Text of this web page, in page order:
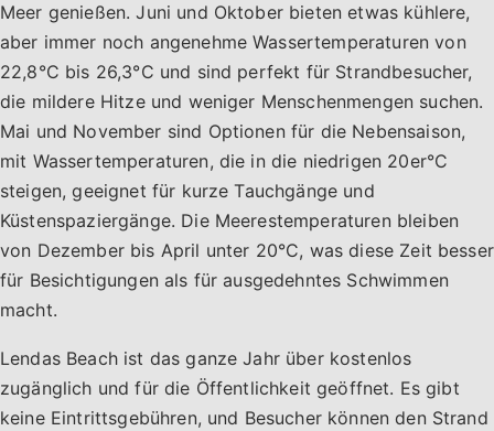
Meer genießen. Juni und Oktober bieten etwas kühlere,
aber immer noch angenehme Wassertemperaturen von
22,8°C bis 26,3°C und sind perfekt für Strandbesucher,
die mildere Hitze und weniger Menschenmengen suchen.
Mai und November sind Optionen für die Nebensaison,
mit Wassertemperaturen, die in die niedrigen 20er°C
steigen, geeignet für kurze Tauchgänge und
Küstenspaziergänge. Die Meerestemperaturen bleiben
von Dezember bis April unter 20°C, was diese Zeit besser
für Besichtigungen als für ausgedehntes Schwimmen
macht.
Lendas Beach ist das ganze Jahr über kostenlos
zugänglich und für die Öffentlichkeit geöffnet. Es gibt
keine Eintrittsgebühren, und Besucher können den Strand